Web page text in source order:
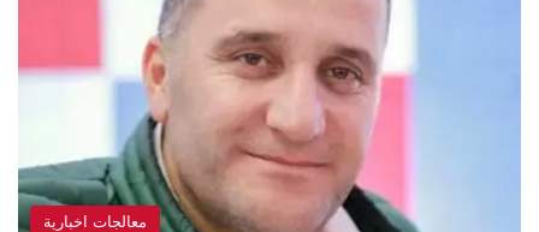
معالجات اخبارية